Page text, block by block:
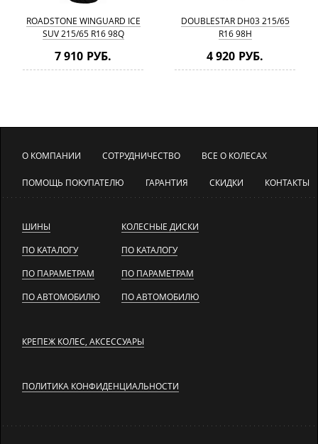
ROADSTONE WINGUARD ICE
SUV 215/65 R16 98Q
7 910 РУБ.
DOUBLESTAR DH03 215/65
R16 98H
4 920 РУБ.
О КОМПАНИИ СОТРУДНИЧЕСТВО ВСЕ О КОЛЕСАХ
ПОМОЩЬ ПОКУПАТЕЛЮ ГАРАНТИЯ СКИДКИ КОНТАКТЫ
ШИНЫ
ПО КАТАЛОГУ
ПО ПАРАМЕТРАМ
ПО АВТОМОБИЛЮ
КОЛЕСНЫЕ ДИСКИ
ПО КАТАЛОГУ
ПО ПАРАМЕТРАМ
ПО АВТОМОБИЛЮ
КРЕПЕЖ КОЛЕС, АКСЕССУАРЫ
ПОЛИТИКА КОНФИДЕНЦИАЛЬНОСТИ